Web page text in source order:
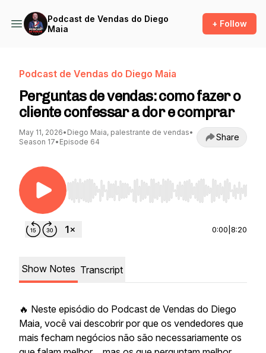
Podcast de Vendas do Diego
Maia
+ Follow
Podcast de Vendas do Diego Maia
Perguntas de vendas: como fazer o
cliente confessar a dor e comprar
May 11, 2026• Diego Maia, palestrante de vendas•
Season 17• Episode 64 Share
Use Left/Right to seek, Home/End to jump to
0:00 8:20
Show Notes Transcript
🔥 Neste episódio do Podcast de Vendas do Diego
Maia, você vai descobrir por que os vendedores que
mais fecham negócios não são necessariamente os